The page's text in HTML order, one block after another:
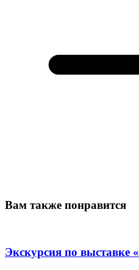
Вам также понравится
Экскурсия по